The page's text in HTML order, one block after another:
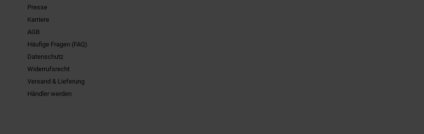
Presse
Karriere
AGB
Häufige Fragen (FAQ)
Datenschutz
Widerrufsrecht
Versand & Lieferung
Händler werden